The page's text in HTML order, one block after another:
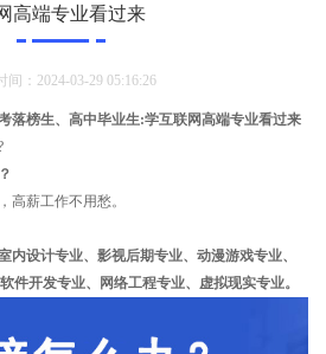
高端专业看过来
间：2024-03-29 05:16:26
落榜生、高中毕业生:学互联网高端专业看过来
高薪工作不用愁。
内设计专业、影视后期专业、动漫游戏专业、
件开发专业、网络工程专业、虚拟现实专业。